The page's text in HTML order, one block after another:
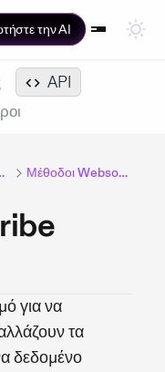
την AI
API
Μέθοδοι Websocket
για να
τα
δεδομένο